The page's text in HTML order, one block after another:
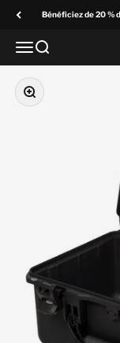
Bénéficiez de 20 %
MenuRecherchez
Zoom